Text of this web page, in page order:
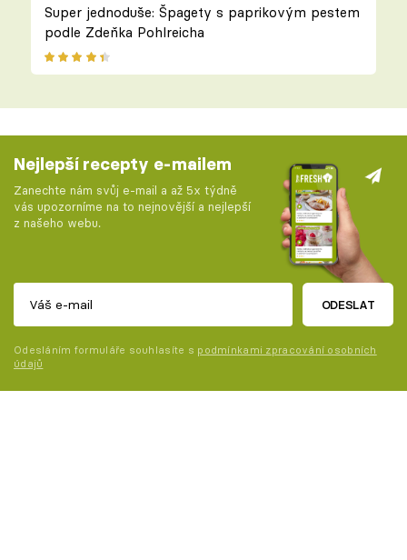
Super jednoduše: Špagety s paprikovým pestem
podle Zdeňka Pohlreicha
Nejlepší recepty e-mailem
Zanechte nám svůj e-mail a až 5x týdně
vás upozorníme na to nejnovější a nejlepší
z našeho webu.
ODESLAT
Odesláním formuláře souhlasíte s podmínkami zpracování osobních
údajů